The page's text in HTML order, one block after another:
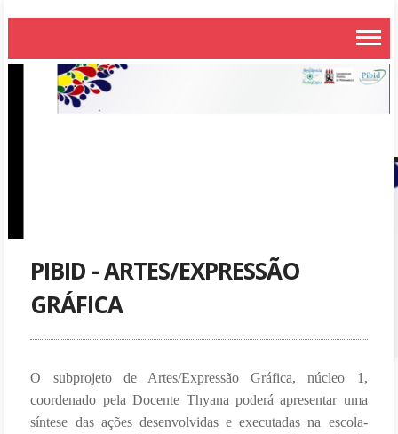
PIBID - ARTES/EXPRESSÃO
GRÁFICA
O subprojeto de Artes/Expressão Gráfica, núcleo 1,
coordenado pela Docente Thyana poderá apresentar uma
síntese das ações desenvolvidas e executadas na escola-